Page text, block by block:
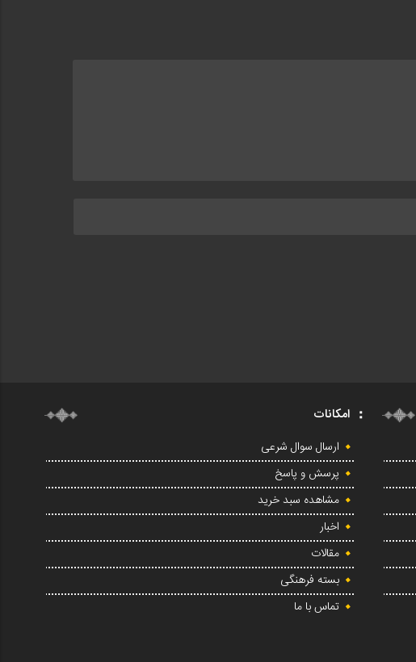
امکانات
ارسال سوال شرعی
پرسش و پاسخ
مشاهده سبد خرید
اخبار
مقالات
بسته فرهنگی
تماس با ما